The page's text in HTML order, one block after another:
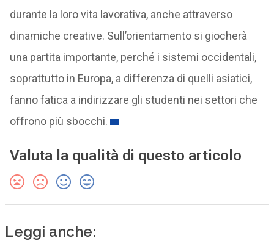
durante la loro vita lavorativa, anche attraverso
dinamiche creative. Sull’orientamento si giocherà
una partita importante, perché i sistemi occidentali,
soprattutto in Europa, a differenza di quelli asiatici,
fanno fatica a indirizzare gli studenti nei settori che
offrono più sbocchi.
Valuta la qualità di questo articolo
Leggi anche: